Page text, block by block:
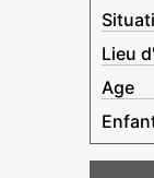
Lieu
Age